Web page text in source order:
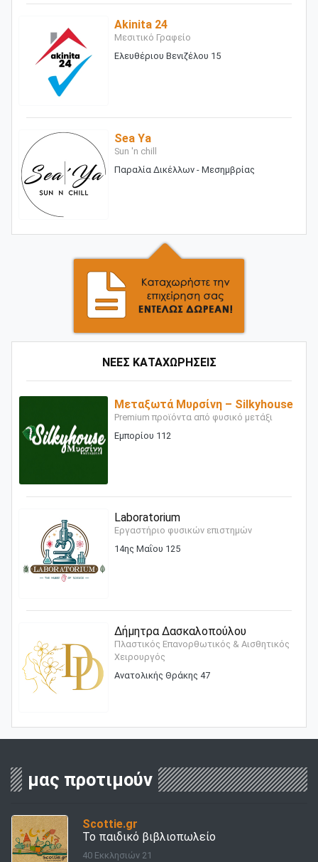
Akinita 24
Μεσιτικό Γραφείο
Ελευθέριου Βενιζέλου 15
Sea Ya
Sun 'n chill
Παραλία Δικέλλων - Μεσημβρίας
ΝΕΕΣ ΚΑΤΑΧΩΡΗΣΕΙΣ
Μεταξωτά Μυρσίνη – Silkyhouse
Premium προϊόντα από φυσικό μετάξι
Εμπορίου 112
Laboratorium
Εργαστήριο φυσικών επιστημών
14ης Μαΐου 125
Δήμητρα Δασκαλοπούλου
Πλαστικός Επανορθωτικός & Αισθητικός
Χειρουργός
Ανατολικής Θράκης 47
μας προτιμούν
Scottie.gr
Το παιδικό βιβλιοπωλείο
40 Εκκλησιών 21